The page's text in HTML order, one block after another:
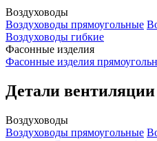
Воздуховоды
Воздуховоды прямоугольные
Воздуховоды гибкие
Фасонные изделия
Фасонные изделия
Детали вентиляции
Воздуховоды
Воздуховоды прямоугольные